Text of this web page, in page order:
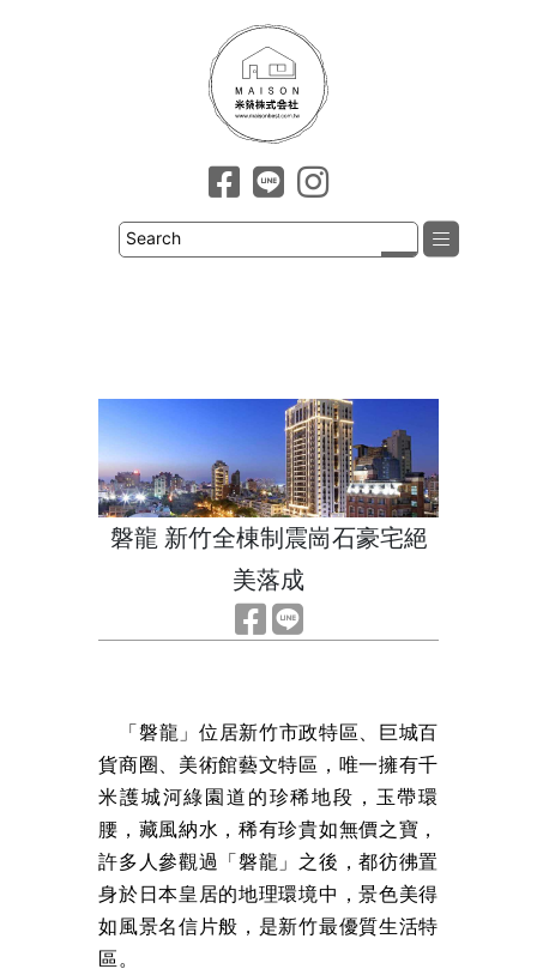
磐龍 新竹全棟制震崗石豪宅絕
美落成
「磐龍」位居新竹市政特區、巨城百
貨商圈、美術館藝文特區，唯一擁有千
米護城河綠園道的珍稀地段，玉帶環
腰，藏風納水，稀有珍貴如無價之寶，
許多人參觀過「磐龍」之後，都彷彿置
身於日本皇居的地理環境中，景色美得
如風景名信片般，是新竹最優質生活特
區。